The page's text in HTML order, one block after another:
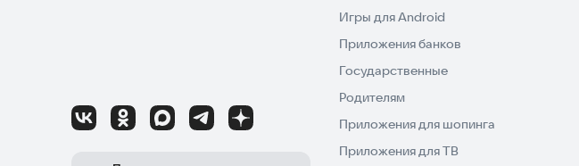
Игры для Android
Приложения банков
Государственные
Родителям
Приложения для шопинга
Приложения для ТВ